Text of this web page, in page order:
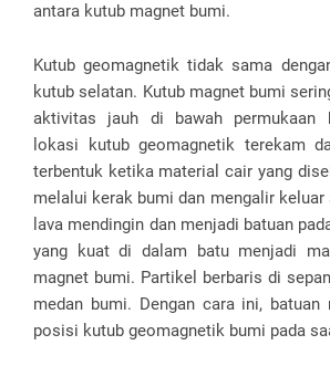
antara kutub magnet bumi.
Kutub geomagnetik tidak sama
kutub selatan. Kutub magnet bumi
aktivitas jauh di bawah permukaan
lokasi kutub geomagnetik terekam
terbentuk ketika material cair yang
melalui kerak bumi dan mengalir keluar
lava mendingin dan menjadi batuan
yang kuat di dalam batu menjadi
magnet bumi. Partikel berbaris di
medan bumi. Dengan cara ini, batuan
posisi kutub geomagnetik bumi pada